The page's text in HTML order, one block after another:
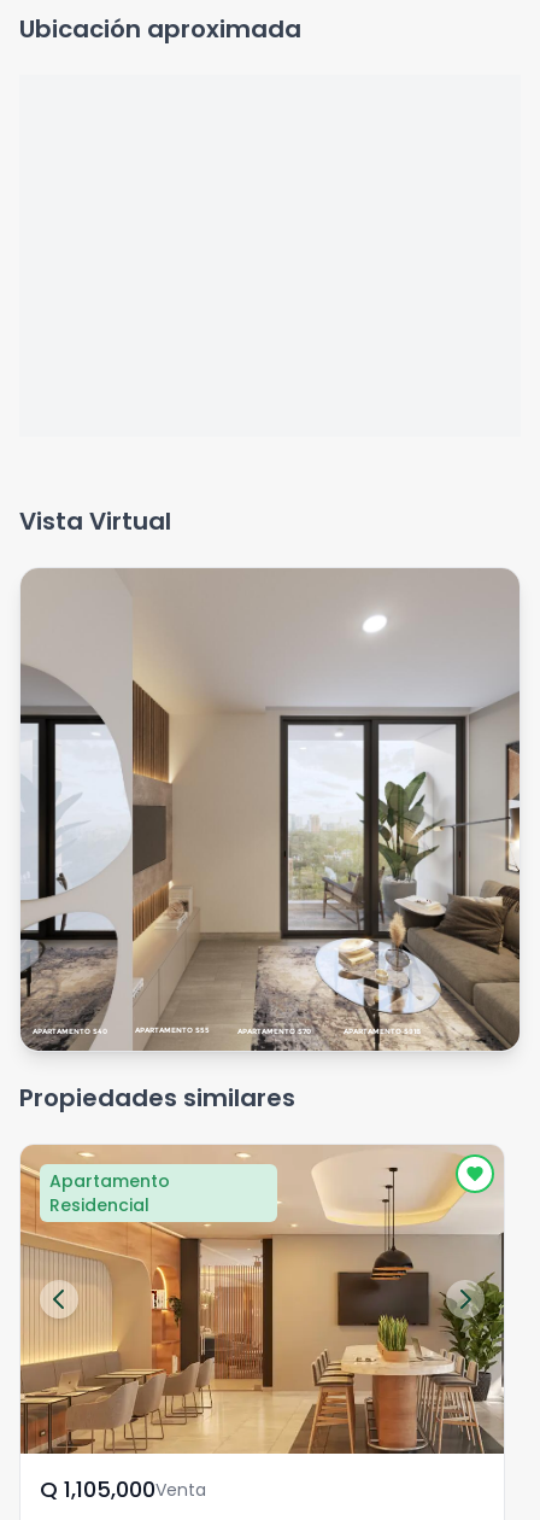
Ubicación aproximada
Vista Virtual
Propiedades similares
Apartamento
Residencial
Q	1,105,000Venta